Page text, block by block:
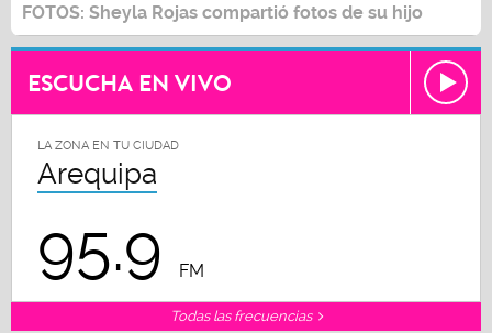
FOTOS: Sheyla Rojas compartió fotos de su hijo
ESCUCHA EN VIVO
LA ZONA EN TU CIUDAD
Arequipa
95.9 FM
Todas las frecuencias